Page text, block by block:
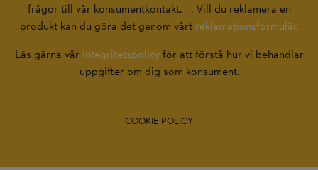
frågor till vår konsumentkontakt. . Vill du reklamera en
produkt kan du göra det genom vårt reklamationsformulär.
Läs gärna vår integritetspolicyför att förstå hur vi behandlar
uppgifter om dig som konsument.
COOKIE POLICY